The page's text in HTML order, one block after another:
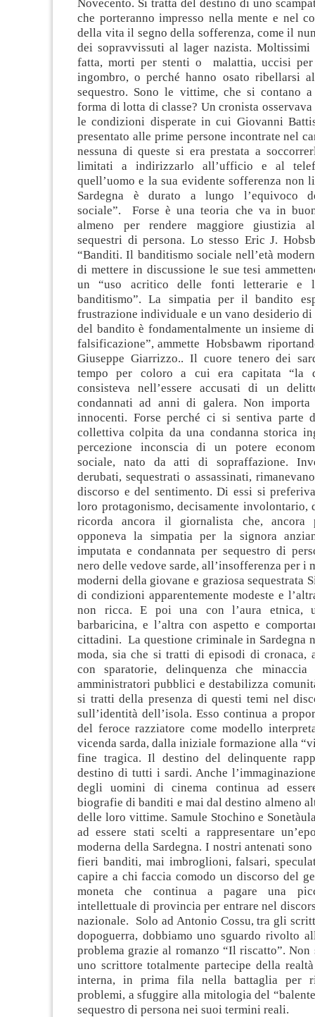
Novecento. Si tratta del destino di uno
che porteranno impresso nella mente e nel
della vita il segno della sofferenza, come il
dei sopravvissuti al lager nazista. Moltissimi
fatta, morti per stenti o malattia, uccisi
ingombro, o perché hanno osato ribellarsi
sequestro. Sono le vittime, che si contano
forma di lotta di classe? Un cronista osservava
le condizioni disperate in cui Giovanni
presentato alle prime persone incontrate nel
nessuna di queste si era prestata a
limitati a indirizzarlo all’ufficio e al
quell’uomo e la sua evidente sofferenza non
Sardegna è durato a lungo l’equivoco
sociale”. Forse è una teoria che va in
almeno per rendere maggiore giustizia
sequestri di persona. Lo stesso Eric J.
“Banditi. Il banditismo sociale nell’età
di mettere in discussione le sue tesi
un “uso acritico delle fonti letterarie e
banditismo”. La simpatia per il bandito
frustrazione individuale e un vano desiderio
del bandito è fondamentalmente un insieme
falsificazione”, ammette Hobsbawm
Giuseppe Giarrizzo.. Il cuore tenero dei
tempo per coloro a cui era capitata “la
consisteva nell’essere accusati di un
condannati ad anni di galera. Non
innocenti. Forse perché ci si sentiva parte
collettiva colpita da una condanna storica
percezione inconscia di un potere
sociale, nato da atti di sopraffazione.
derubati, sequestrati o assassinati,
discorso e del sentimento. Di essi si
loro protagonismo, decisamente involontario,
ricorda ancora il giornalista che, ancora
opponeva la simpatia per la signora
imputata e condannata per sequestro di
nero delle vedove sarde, all’insofferenza per i
moderni della giovane e graziosa sequestrata
di condizioni apparentemente modeste e
non ricca. E poi una con l’aura etnica,
barbaricina, e l’altra con aspetto e
cittadini. La questione criminale in Sardegna
moda, sia che si tratti di episodi di cronaca,
con sparatorie, delinquenza che
amministratori pubblici e destabilizza
si tratti della presenza di questi temi nel
sull’identità dell’isola. Esso continua a
del feroce razziatore come modello
vicenda sarda, dalla iniziale formazione alla
fine tragica. Il destino del delinquente
destino di tutti i sardi. Anche
degli uomini di cinema continua ad
biografie di banditi e mai dal destino almeno
delle loro vittime. Samule Stochino e
ad essere stati scelti a rappresentare
moderna della Sardegna. I nostri antenati
fieri banditi, mai imbroglioni, falsari,
capire a chi faccia comodo un discorso del
moneta che continua a pagare una
intellettuale di provincia per entrare nel
nazionale. Solo ad Antonio Cossu, tra gli
dopoguerra, dobbiamo uno sguardo rivolto
problema grazie al romanzo “Il riscatto”. Non
uno scrittore totalmente partecipe della
interna, in prima fila nella battaglia per
problemi, a sfuggire alla mitologia del
sequestro di persona nei suoi termini reali.